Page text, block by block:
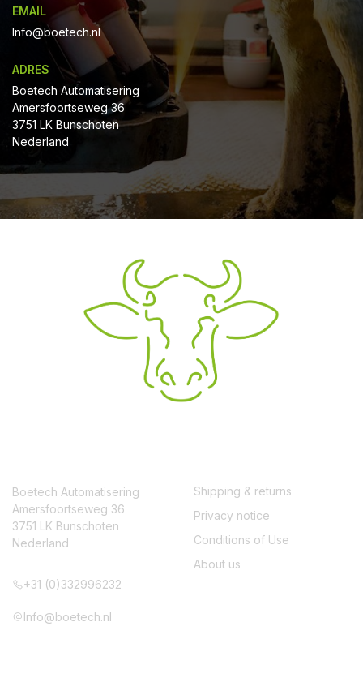
EMAIL
Info@boetech.nl
ADRES
Boetech Automatisering
Amersfoortseweg 36
3751 LK Bunschoten
Nederland
Boetech Automatisering
Amersfoortseweg 36
3751 LK Bunschoten
Nederland
+31 (0)332996232
Info@boetech.nl
Shipping & returns
Privacy notice
Conditions of Use
About us